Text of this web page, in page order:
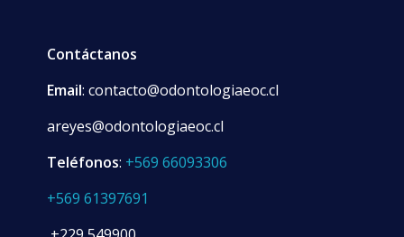
Contáctanos
Email: contacto@odontologiaeoc.cl
areyes@odontologiaeoc.cl
Teléfonos: +569 66093306
+569 61397691